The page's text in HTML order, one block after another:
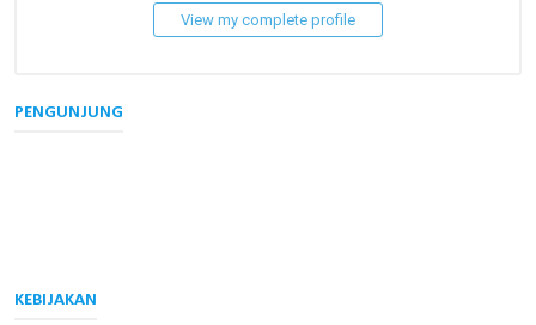
View my complete profile
PENGUNJUNG
KEBIJAKAN